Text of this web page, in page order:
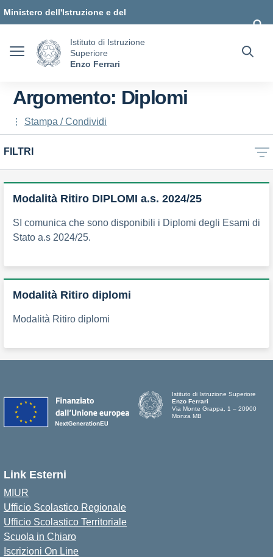
Ministero dell'Istruzione e del
Istituto di Istruzione
Superiore
Enzo Ferrari
Argomento: Diplomi
Stampa / Condividi
FILTRI
Modalità Ritiro DIPLOMI a.s. 2024/25
SI comunica che sono disponibili i Diplomi degli Esami di
Stato a.s 2024/25.
Modalità Ritiro diplomi
Modalità Ritiro diplomi
Istituto di Istruzione Superiore
Enzo Ferrari
Via Monte Grappa, 1 – 20900
Monza MB
Link Esterni
MIUR
Ufficio Scolastico Regionale
Ufficio Scolastico Territoriale
Scuola in Chiaro
Iscrizioni On Line